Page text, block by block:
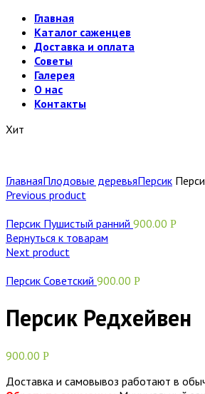
Главная
Каталог саженцев
Доставка и оплата
Советы
Галерея
О нас
Контакты
Хит
ГлавнаяПлодовые деревьяПерсик
Previous product
Персик Пушистый ранний 900.00 Р
Вернуться к товарам
Next product
Персик Советский 900.00 Р
Персик Редхейвен
900.00 Р
Доставка и самовывоз работают в